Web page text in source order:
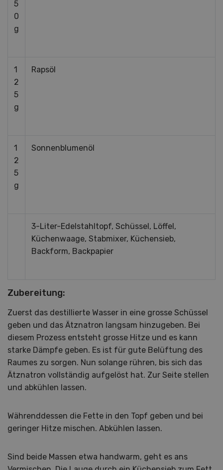
5
0
g
1
2
5
g
Rapsöl
1
2
5
g
Sonnenblumenöl
3-Liter-Edelstahltopf, Schüssel, Löffel,
Küchenwaage, Stabmixer, Küchensieb,
Backform, Backpapier
Zubereitung:
Zuerst das destillierte Wasser in eine grosse Schüssel
geben und das Ätznatron langsam hinzugeben. Bei
diesem Prozess entsteht grosse Hitze und es kann
starke Dämpfe geben. Es ist für gute Belüftung des
Raumes zu sorgen. Nun solange rühren, bis sich das
Ätznatron vollständig aufgelöst hat. Zur Seite stellen
und abkühlen lassen.
Währenddessen die Fette in den Topf geben und bei
geringer Hitze mischen. Abkühlen lassen.
Sind beide Massen etwa handwarm, geht es ans